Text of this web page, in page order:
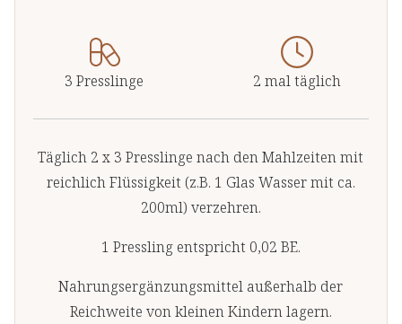
3 Presslinge 2 mal täglich
Täglich 2 x 3 Presslinge nach den Mahlzeiten mit
reichlich Flüssigkeit (z.B. 1 Glas Wasser mit ca.
200ml) verzehren.
1 Pressling entspricht 0,02 BE.
Nahrungsergänzungsmittel außerhalb der
Reichweite von kleinen Kindern lagern.